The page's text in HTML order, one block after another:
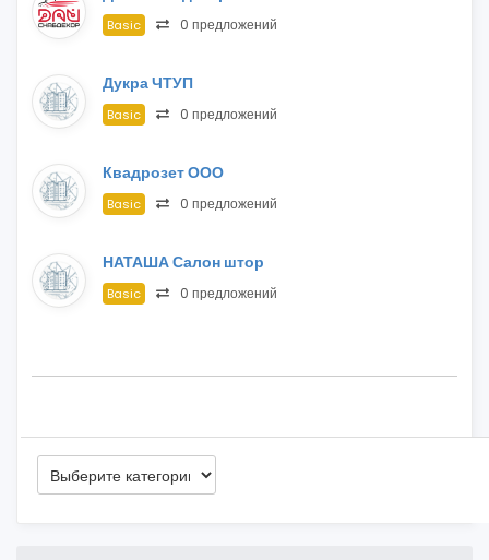
Basic 0 предложений
Дукра ЧТУП
Basic 0 предложений
Квадрозет ООО
Basic 0 предложений
НАТАША Салон штор
Basic 0 предложений